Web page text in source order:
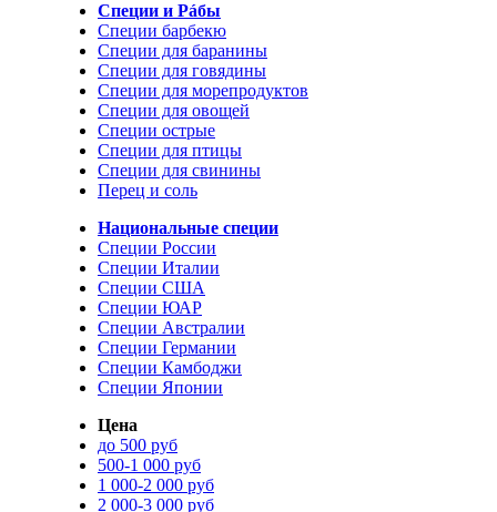
Специи и Рáбы
Специи барбекю
Специи для баранины
Специи для говядины
Специи для морепродуктов
Специи для овощей
Специи острые
Специи для птицы
Специи для свинины
Перец и соль
Национальные специи
Специи России
Специи Италии
Специи США
Специи ЮАР
Специи Австралии
Специи Германии
Специи Камбоджи
Специи Японии
Цена
до 500 руб
500-1 000 руб
1 000-2 000 руб
2 000-3 000 руб